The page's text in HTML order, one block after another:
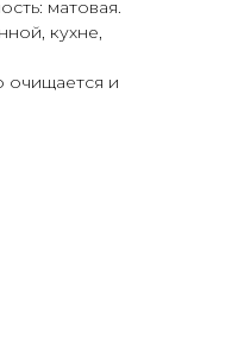
матовая.
кухне,
очищается и